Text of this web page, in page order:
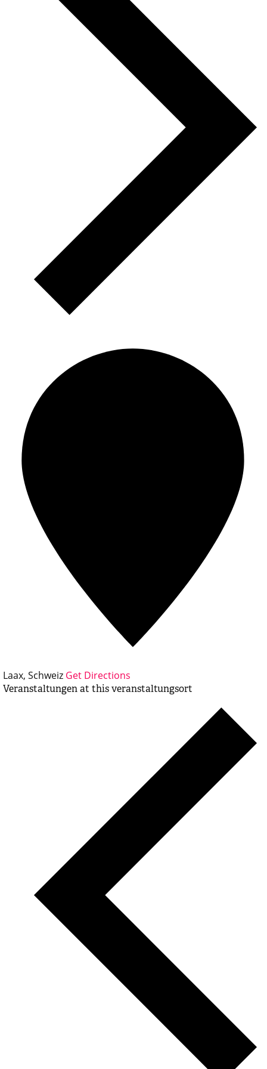
Laax, Schweiz Get Directions
Veranstaltungen at this veranstaltungsort